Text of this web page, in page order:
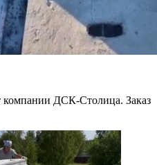
ДСК-Столица. Заказ